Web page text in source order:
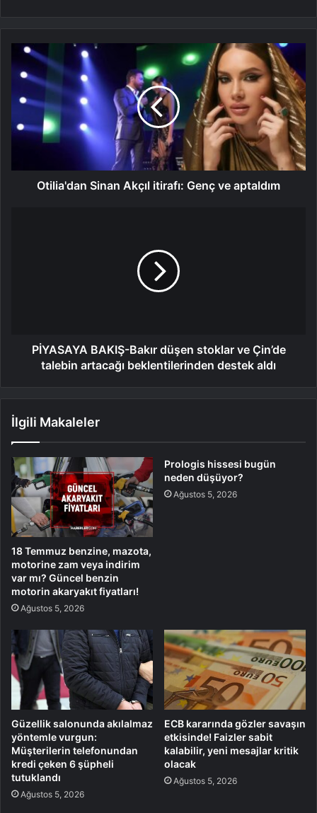
Otilia'dan Sinan Akçıl itirafı: Genç ve aptaldım
PİYASAYA BAKIŞ-Bakır düşen stoklar ve Çin’de
talebin artacağı beklentilerinden destek aldı
İlgili Makaleler
18 Temmuz benzine, mazota,
motorine zam veya indirim
var mı? Güncel benzin
motorin akaryakıt fiyatları!
Ağustos 5, 2026
Prologis hissesi bugün
neden düşüyor?
Ağustos 5, 2026
Güzellik salonunda akılalmaz
yöntemle vurgun:
Müşterilerin telefonundan
kredi çeken 6 şüpheli
tutuklandı
Ağustos 5, 2026
ECB kararında gözler savaşın
etkisinde! Faizler sabit
kalabilir, yeni mesajlar kritik
olacak
Ağustos 5, 2026